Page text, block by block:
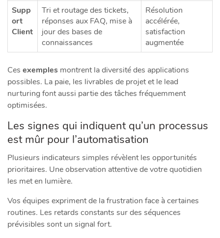
Supp
ort
Client
Tri et routage des tickets,
réponses aux FAQ, mise à
jour des bases de
connaissances
Résolution
accélérée,
satisfaction
augmentée
Ces exemples montrent la diversité des applications
possibles. La paie, les livrables de projet et le lead
nurturing font aussi partie des tâches fréquemment
optimisées.
Les signes qui indiquent qu’un processus
est mûr pour l’automatisation
Plusieurs indicateurs simples révèlent les opportunités
prioritaires. Une observation attentive de votre quotidien
les met en lumière.
Vos équipes expriment de la frustration face à certaines
routines. Les retards constants sur des séquences
prévisibles sont un signal fort.